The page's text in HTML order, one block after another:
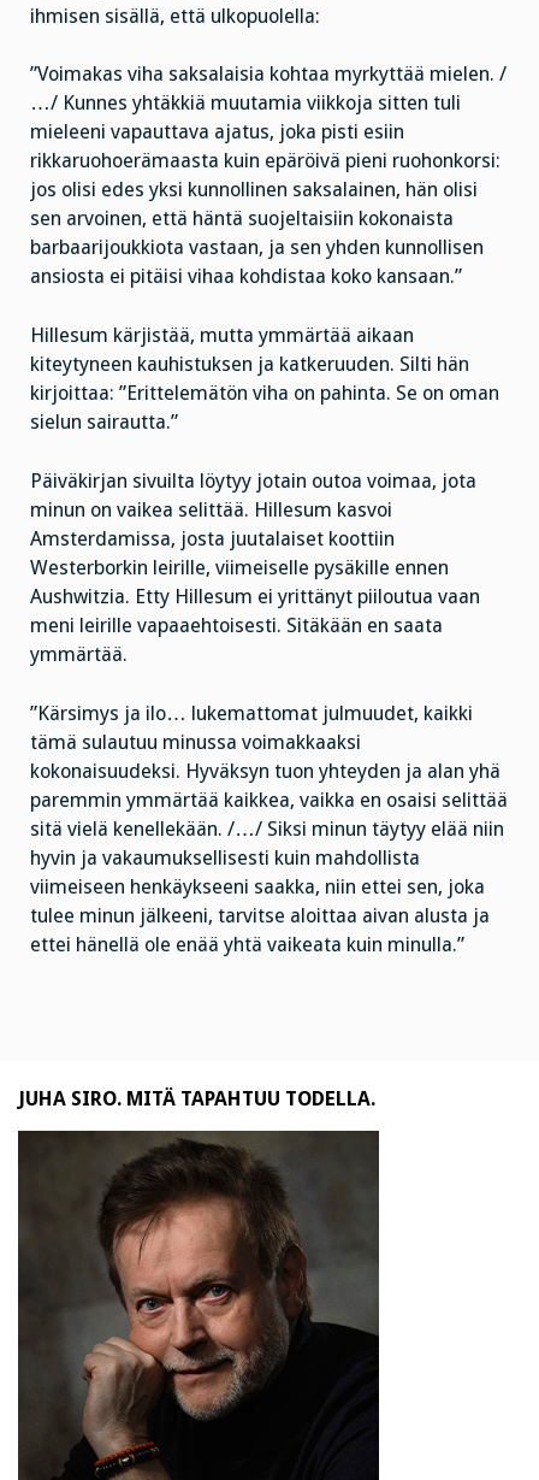
ihmisen sisällä, että ulkopuolella:
”Voimakas viha saksalaisia kohtaa myrkyttää mielen. /
…/ Kunnes yhtäkkiä muutamia viikkoja sitten tuli
mieleeni vapauttava ajatus, joka pisti esiin
rikkaruohoerämaasta kuin epäröivä pieni ruohonkorsi:
jos olisi edes yksi kunnollinen saksalainen, hän olisi
sen arvoinen, että häntä suojeltaisiin kokonaista
barbaarijoukkiota vastaan, ja sen yhden kunnollisen
ansiosta ei pitäisi vihaa kohdistaa koko kansaan.”
Hillesum kärjistää, mutta ymmärtää aikaan
kiteytyneen kauhistuksen ja katkeruuden. Silti hän
kirjoittaa: ”Erittelemätön viha on pahinta. Se on oman
sielun sairautta.”
Päiväkirjan sivuilta löytyy jotain outoa voimaa, jota
minun on vaikea selittää. Hillesum kasvoi
Amsterdamissa, josta juutalaiset koottiin
Westerborkin leirille, viimeiselle pysäkille ennen
Aushwitzia. Etty Hillesum ei yrittänyt piiloutua vaan
meni leirille vapaaehtoisesti. Sitäkään en saata
ymmärtää.
”Kärsimys ja ilo… lukemattomat julmuudet, kaikki
tämä sulautuu minussa voimakkaaksi
kokonaisuudeksi. Hyväksyn tuon yhteyden ja alan yhä
paremmin ymmärtää kaikkea, vaikka en osaisi selittää
sitä vielä kenellekään. /…/ Siksi minun täytyy elää niin
hyvin ja vakaumuksellisesti kuin mahdollista
viimeiseen henkäykseeni saakka, niin ettei sen, joka
tulee minun jälkeeni, tarvitse aloittaa aivan alusta ja
ettei hänellä ole enää yhtä vaikeata kuin minulla.”
JUHA SIRO. MITÄ TAPAHTUU TODELLA.